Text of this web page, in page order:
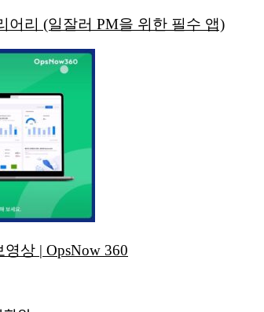
어리 (일잘러 PM을 위한 필수 앱)
상 | OpsNow 360